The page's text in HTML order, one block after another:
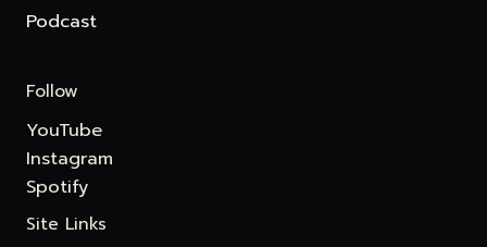
Podcast
Follow
YouTube
Instagram
Spotify
Site Links